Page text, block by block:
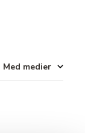
Med medier